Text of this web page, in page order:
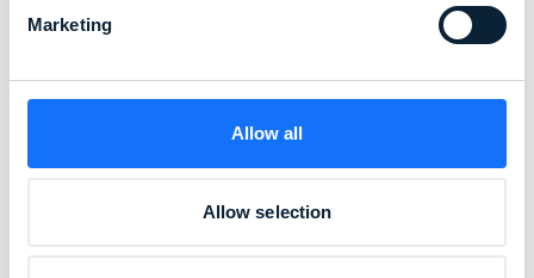
Marketing
Allow all
Allow selection